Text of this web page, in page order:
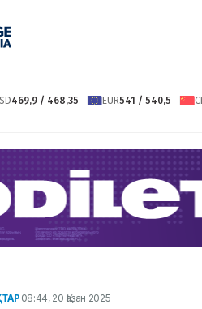
469,9 / 468,35 EUR541 / 540,5
08:44, 20 Қазан 2025